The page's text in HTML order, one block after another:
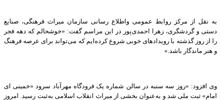
به نقل از مرکز روابط عمومی واطلاع رسانی سازمان میراث فرهنگی، صنایع
دستی و گردشگری، زهرا احمدی‌پور در این مراسم گفت: «خوشحالم که دهه فجر
را از روز گذشته با رویدادهای خوبی شروع کرده‌ایم که می‌تواند برای عرصه فرهنگ
و هنر ماندگار باشد.»
وی افزود: «روز سه سنبه در سالن شماره یک فرودگاه مهرآباد سرود «خمینی‌ ای
امام» ثبت ملی شد و به‌عنوان بخشی از میراث انقلاب اسلامی به‌ثبت رسید. امروز